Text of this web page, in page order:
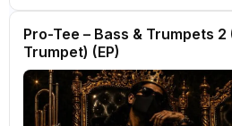
Pro-Tee – Bass & Trumpets
Trumpet) (EP)